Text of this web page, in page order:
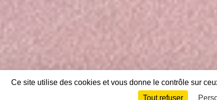
Ce site utilise des cookies et vous donne le contrôle sur
Tout refuser